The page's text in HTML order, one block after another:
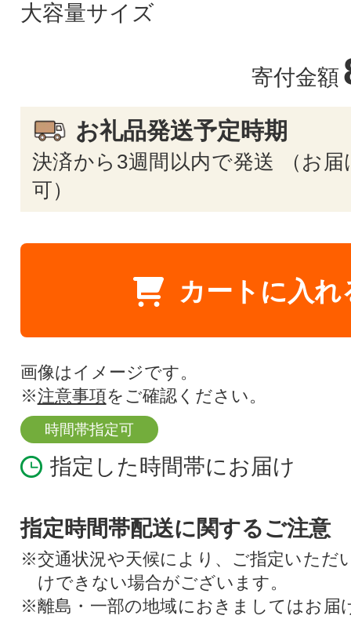
大容量サイズ
寄付金額
お礼品発送予定時期
決済から3週間以内で発送 （お届
可）
カートに入れ
画像はイメージです。
※注意事項をご確認ください。
時間帯指定可
指定した時間帯にお届け
指定時間帯配送に関するご注意
※交通状況や天候により、ご指定いただ
けできない場合がございます。
※離島・一部の地域におきましてはお届